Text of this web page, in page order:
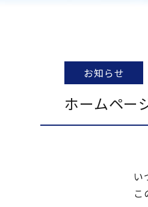
お知らせ
ホームペー
い
こ